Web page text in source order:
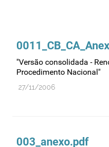
Controlo de qualidade
Cosméticos
Dispensa
Ensaios clínicos
"Versão consolidada -
Procedimento Nacional"
27/11/2006
003_anexo.pdf